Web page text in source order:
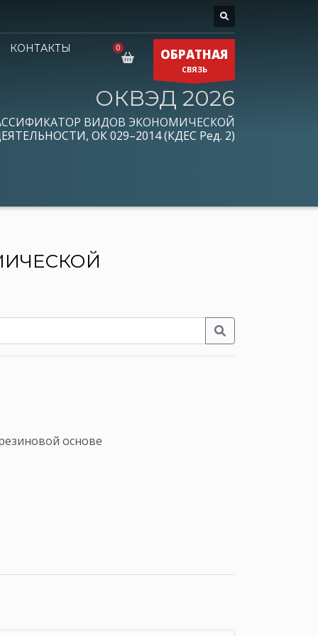
КОНТАКТЫ
ОБРАТНАЯ
СВЯЗЬ
ОКВЭД 2026
ВИДОВ ЭКОНОМИЧЕСКОЙ
ОК 029–2014 (КДЕС Ред. 2)
основе